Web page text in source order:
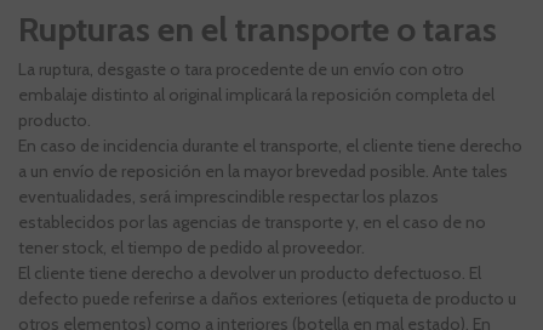
Rupturas en el transporte o taras
La ruptura, desgaste o tara procedente de un envío con otro
embalaje distinto al original implicará la reposición completa del
producto.
En caso de incidencia durante el transporte, el cliente tiene derecho
a un envío de reposición en la mayor brevedad posible. Ante tales
eventualidades, será imprescindible respectar los plazos
establecidos por las agencias de transporte y, en el caso de no
tener stock, el tiempo de pedido al proveedor.
El cliente tiene derecho a devolver un producto defectuoso. El
defecto puede referirse a daños exteriores (etiqueta de producto u
otros elementos) como a interiores (botella en mal estado). En